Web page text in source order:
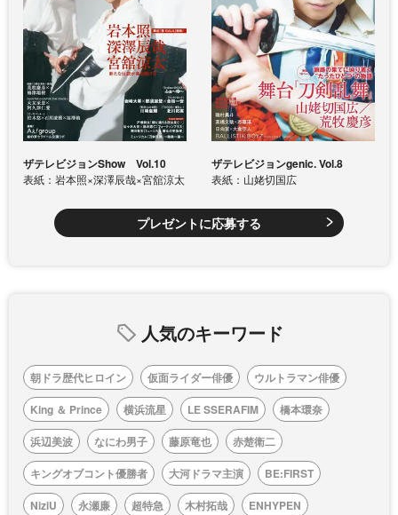
ザテレビジョンShow Vol.10
表紙：岩本照×深澤辰哉×宮舘涼太
ザテレビジョンgenic. Vol.8
表紙：山姥切国広
プレゼントに応募する
人気のキーワード
朝ドラ歴代ヒロイン 仮面ライダー俳優
ウルトラマン俳優
King ＆ Prince
横浜流星 LE SSERAFIM
橋本環奈
浜辺美波
なにわ男子 藤原竜也
赤楚衛二
キングオブコント優勝者
大河ドラマ主演
BE:FIRST
NiziU
永瀬廉 超特急 木村拓哉
ENHYPEN